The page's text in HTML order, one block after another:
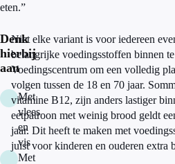
eten.”
Denk
hierbij
aan
Met
vlees
en
vis
Met
Niet elke variant is voor iedereen
belangrijke voedingsstoffen binnen
Voedingscentrum om een volledig
volgen tussen de 18 en 70 jaar.
vitamine B12, zijn anders lastiger
eetpatroon met weinig brood geldt
jaar. Dit heeft te maken met
juist voor kinderen en ouderen extra